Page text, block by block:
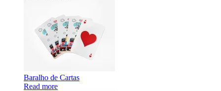
Baralho de Cartas
Read more